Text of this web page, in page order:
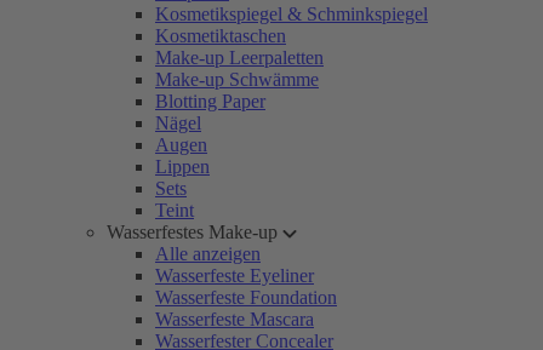
Kosmetikspiegel & Schminkspiegel
Kosmetiktaschen
Make-up Leerpaletten
Make-up Schwämme
Blotting Paper
Nägel
Augen
Lippen
Sets
Teint
Wasserfestes Make-up
Alle anzeigen
Wasserfeste Eyeliner
Wasserfeste Foundation
Wasserfeste Mascara
Wasserfester Concealer